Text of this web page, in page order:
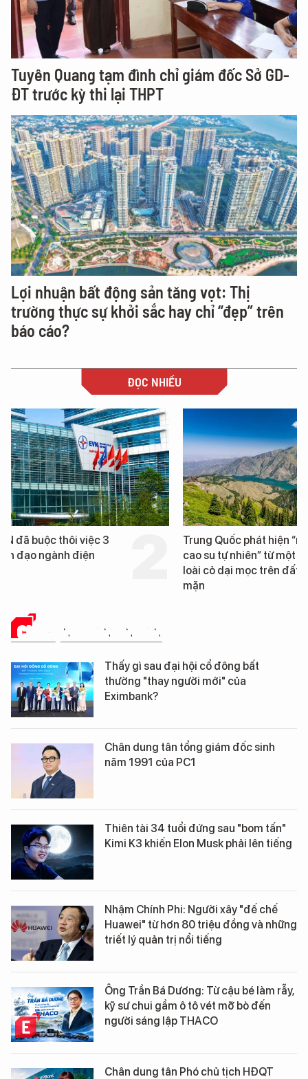
Tuyên Quang tạm đình chỉ giám đốc Sở GD-
ĐT trước kỳ thi lại THPT
Lợi nhuận bất động sản tăng vọt: Thị
trường thực sự khởi sắc hay chỉ “đẹp” trên
báo cáo?
ĐỌC NHIỀU
Trung Quốc phát hiện “mỏ
cao su tự nhiên” từ một
Loạt dự án bất động
Đà Nẵng sắp bị kiểm
CHUYỆN DOANH NHÂN
Thấy gì sau đại hội cổ đông bất
thường "thay người mới" của
Eximbank?
Chân dung tân tổng giám đốc sinh
năm 1991 của PC1
Thiên tài 34 tuổi đứng sau "bom tấn"
Kimi K3 khiến Elon Musk phải lên tiếng
Nhậm Chính Phi: Người xây "đế chế
Huawei" từ hơn 80 triệu đồng và những
triết lý quản trị nổi tiếng
Ông Trần Bá Dương: Từ cậu bé làm rẫy,
kỹ sư chui gầm ô tô vét mỡ bò đến
người sáng lập THACO
Chân dung tân Phó chủ tịch HĐQT